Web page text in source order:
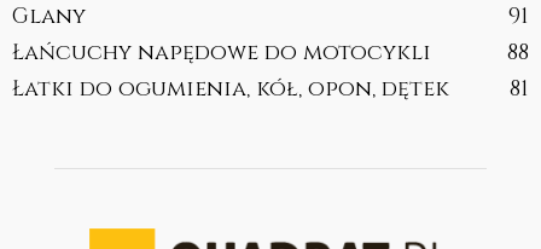
Glany
91
Łańcuchy napędowe do motocykli
88
Łatki do ogumienia, kół, opon, dętek
81